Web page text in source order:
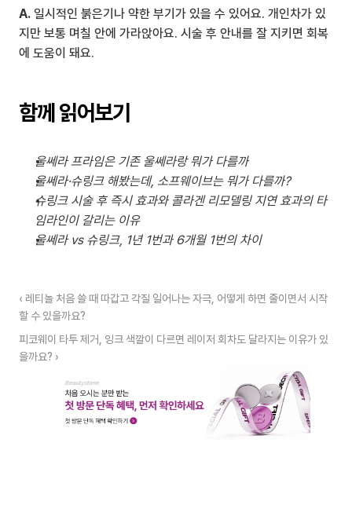
A. 일시적인 붉은기나 약한 부기가 있을 수 있어요. 개인차가 있
지만 보통 며칠 안에 가라앉아요. 시술 후 안내를 잘 지키면 회복
에 도움이 돼요.
함께 읽어보기
울쎄라 프라임은 기존 울쎄라랑 뭐가 다를까
울쎄라·슈링크 해봤는데, 소프웨이브는 뭐가 다를까?
슈링크 시술 후 즉시 효과와 콜라겐 리모델링 지연 효과의 타
임라인이 갈리는 이유
울쎄라 vs 슈링크, 1년 1번과 6개월 1번의 차이
‹ 레티놀 처음 쓸 때 따갑고 각질 일어나는 자극, 어떻게 하면 줄이면서 시작
할 수 있을까요?
피코웨이 타투 제거, 잉크 색깔이 다르면 레이저 회차도 달라지는 이유가 있
을까요? ›